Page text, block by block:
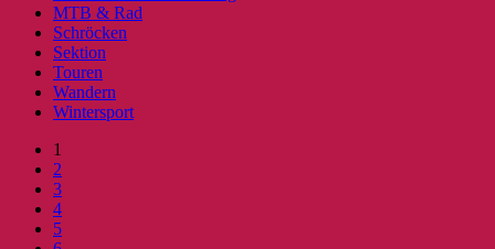
MTB & Rad
Schröcken
Sektion
Touren
Wandern
Wintersport
1
2
3
4
5